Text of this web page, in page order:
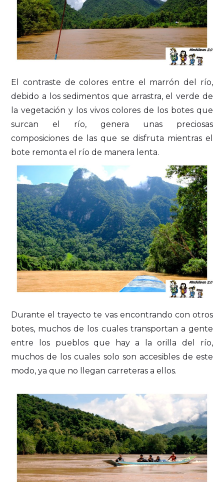
El contraste de colores entre el marrón del río,
debido a los sedimentos que arrastra, el verde de
la vegetación y los vivos colores de los botes que
surcan el río, genera unas preciosas
composiciones de las que se disfruta mientras el
bote remonta el río de manera lenta.
Durante el trayecto te vas encontrando con otros
botes, muchos de los cuales transportan a gente
entre los pueblos que hay a la orilla del río,
muchos de los cuales solo son accesibles de este
modo, ya que no llegan carreteras a ellos.